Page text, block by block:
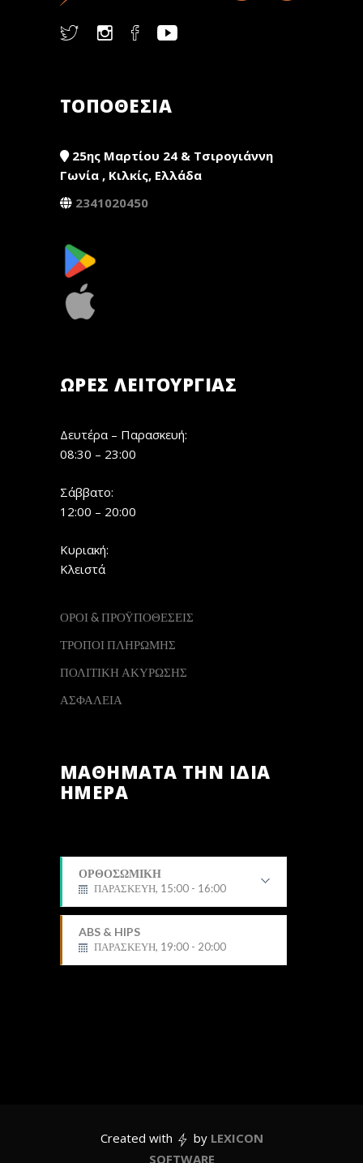
ΤΟΠΟΘΕΣΙΑ
25ης Μαρτίου 24 & Τσιρογιάννη
Γωνία , Κιλκίς, Ελλάδα
2341020450
ΏΡΕΣ ΛΕΙΤΟΥΡΓΊΑΣ
Δευτέρα – Παρασκευή:
08:30 – 23:00
Σάββατο:
12:00 – 20:00
Κυριακή:
Κλειστά
ΟΡΟΙ & ΠΡΟΫΠΟΘΕΣΕΙΣ
ΤΡΟΠΟΙ ΠΛΗΡΩΜΗΣ
ΠΟΛΙΤΙΚΗ ΑΚΥΡΩΣΗΣ
ΑΣΦΑΛΕΙΑ
ΜΑΘΗΜΑΤΑ ΤΗΝ ΙΔΙΑ
ΗΜΕΡΑ
ΟΡΘΟΣΩΜΙΚΗ
ΠΑΡΑΣΚΕΥΗ, 15:00 - 16:00
Δημήτρης
ABS & HIPS
ΠΑΡΑΣΚΕΥΗ, 19:00 - 20:00
Created with by LEXICON
SOFTWARE